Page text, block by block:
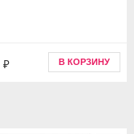
₽ В КОРЗИНУ